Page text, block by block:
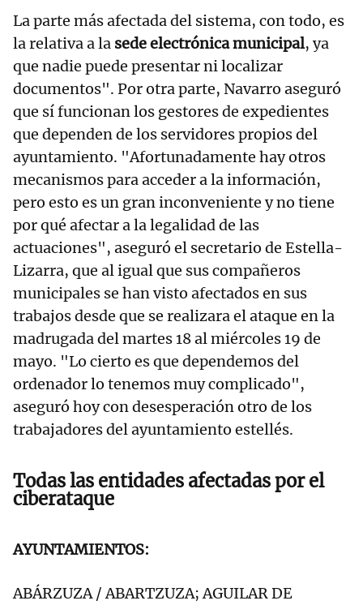
La parte más afectada del sistema, con todo, es
la relativa a la sede electrónica municipal, ya
que nadie puede presentar ni localizar
documentos". Por otra parte, Navarro aseguró
que sí funcionan los gestores de expedientes
que dependen de los servidores propios del
ayuntamiento. "Afortunadamente hay otros
mecanismos para acceder a la información,
pero esto es un gran inconveniente y no tiene
por qué afectar a la legalidad de las
actuaciones", aseguró el secretario de Estella-
Lizarra, que al igual que sus compañeros
municipales se han visto afectados en sus
trabajos desde que se realizara el ataque en la
madrugada del martes 18 al miércoles 19 de
mayo. "Lo cierto es que dependemos del
ordenador lo tenemos muy complicado",
aseguró hoy con desesperación otro de los
trabajadores del ayuntamiento estellés.
Todas las entidades afectadas por el
ciberataque
AYUNTAMIENTOS:
ABÁRZUZA / ABARTZUZA; AGUILAR DE